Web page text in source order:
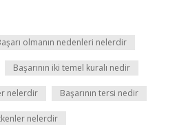
olmanın nedenleri nelerdir
Başarının iki temel kuralı nedir
nelerdir Başarının tersi nedir
nelerdir